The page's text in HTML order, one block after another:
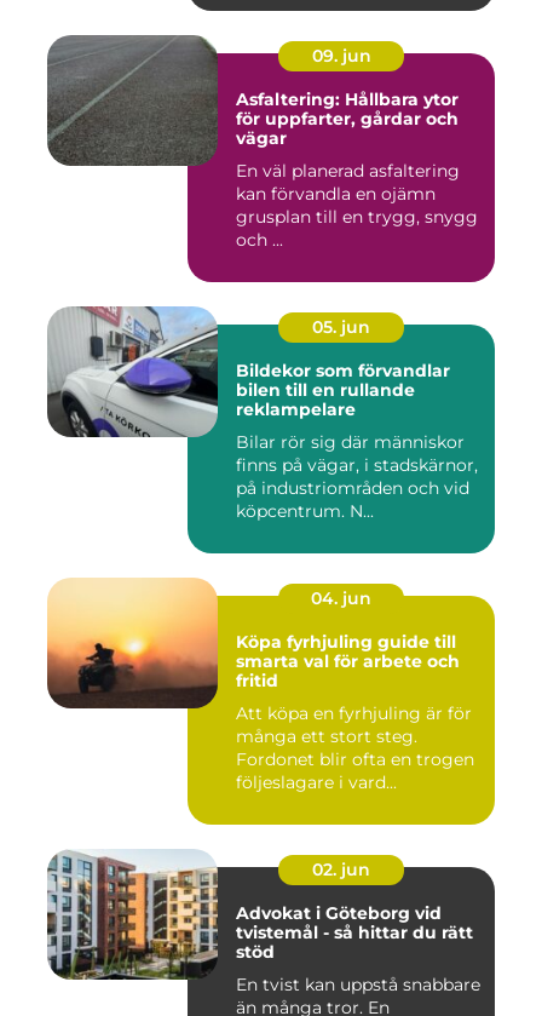
09. jun
Asfaltering: Hållbara ytor
för uppfarter, gårdar och
vägar
En väl planerad asfaltering
kan förvandla en ojämn
grusplan till en trygg, snygg
och ...
05. jun
Bildekor som förvandlar
bilen till en rullande
reklampelare
Bilar rör sig där människor
finns på vägar, i stadskärnor,
på industriområden och vid
köpcentrum. N...
04. jun
Köpa fyrhjuling guide till
smarta val för arbete och
fritid
Att köpa en fyrhjuling är för
många ett stort steg.
Fordonet blir ofta en trogen
följeslagare i vard...
02. jun
Advokat i Göteborg vid
tvistemål - så hittar du rätt
stöd
En tvist kan uppstå snabbare
än många tror. En